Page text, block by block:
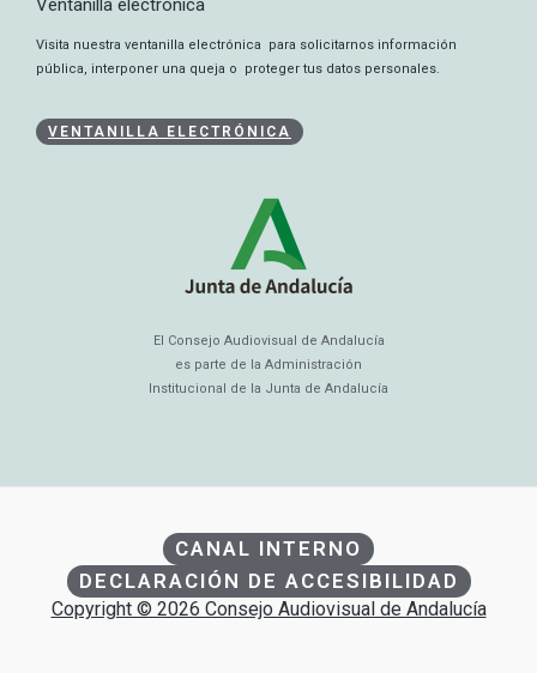
Ventanilla electrónica
Visita nuestra ventanilla electrónica para solicitarnos información
pública, interponer una queja o proteger tus datos personales.
VENTANILLA ELECTRÓNICA
El Consejo Audiovisual de Andalucía
es parte de la Administración
Institucional de la Junta de Andalucía
CANAL INTERNO
DECLARACIÓN DE ACCESIBILIDAD
Copyright © 2026 Consejo Audiovisual de Andalucía